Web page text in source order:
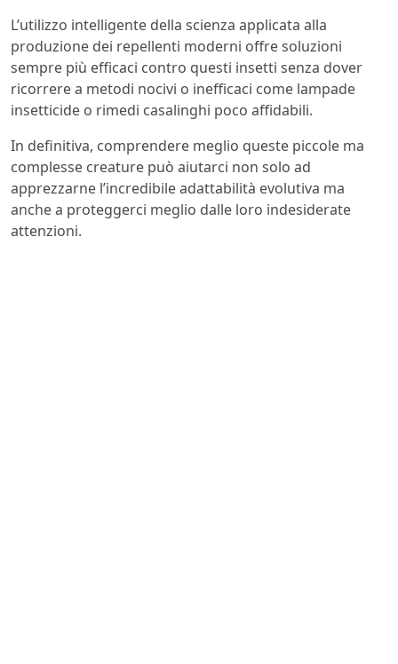
L’utilizzo intelligente della scienza applicata alla
produzione dei repellenti moderni offre soluzioni
sempre più efficaci contro questi insetti senza dover
ricorrere a metodi nocivi o inefficaci come lampade
insetticide o rimedi casalinghi poco affidabili.
In definitiva, comprendere meglio queste piccole ma
complesse creature può aiutarci non solo ad
apprezzarne l’incredibile adattabilità evolutiva ma
anche a proteggerci meglio dalle loro indesiderate
attenzioni.